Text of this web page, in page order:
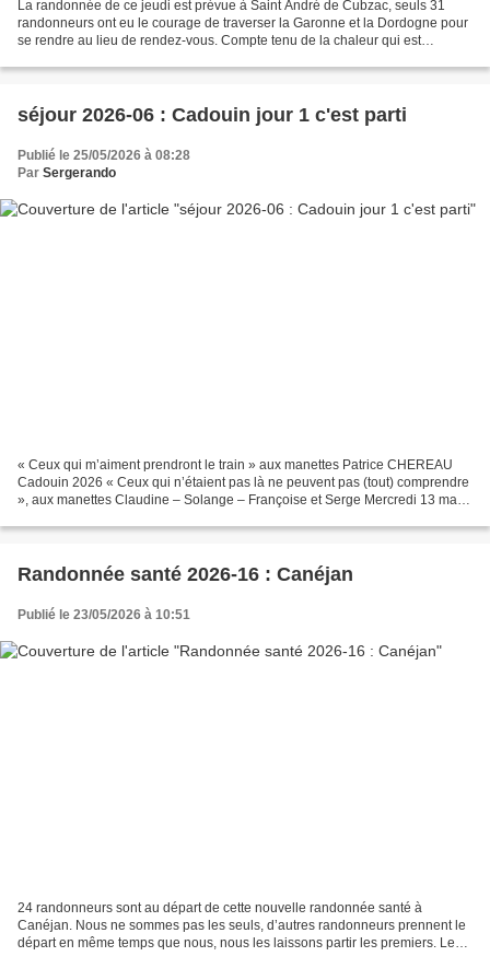
La randonnée de ce jeudi est prévue à Saint André de Cubzac, seuls 31
randonneurs ont eu le courage de traverser la Garonne et la Dordogne pour
se rendre au lieu de rendez-vous. Compte tenu de la chaleur qui est
séjour 2026-06 : Cadouin jour 1 c'est parti
Publié le 25/05/2026 à 08:28
Par Sergerando
« Ceux qui m’aiment prendront le train » aux manettes Patrice CHEREAU
Cadouin 2026 « Ceux qui n’étaient pas là ne peuvent pas (tout) comprendre
», aux manettes Claudine – Solange – Françoise et Serge Mercredi 13 mai :
Randonnée santé 2026-16 : Canéjan
Publié le 23/05/2026 à 10:51
24 randonneurs sont au départ de cette nouvelle randonnée santé à
Canéjan. Nous ne sommes pas les seuls, d’autres randonneurs prennent le
départ en même temps que nous, nous les laissons partir les premiers. Le